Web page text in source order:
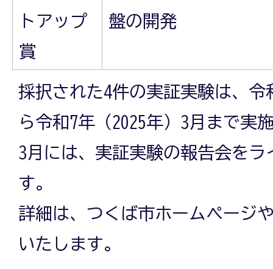
トアップ
賞
盤の開発
採択された4件の実証実験は、令
ら令和7年（2025年）3月まで実
3月には、実証実験の報告会を
す。
詳細は、つくば市ホームページ
いたします。